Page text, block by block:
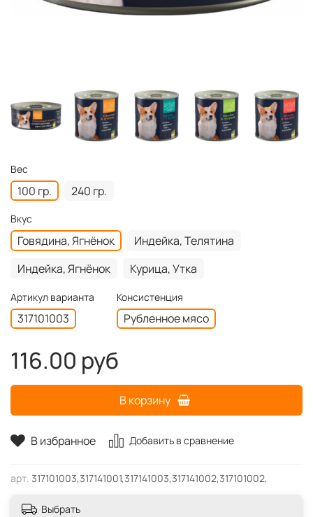
В избранное Добавить в сравнение
арт. 317101003,317141001,317141003,317141002,317101002,
Вес
100 гр. 240 гр.
Вкус
Говядина, Ягнёнок
Индейка, Телятина
Индейка, Ягнёнок
Курица, Утка
Артикул варианта
317101003
Консистенция
Рубленное мясо
116.00 руб
В корзину
Выбрать